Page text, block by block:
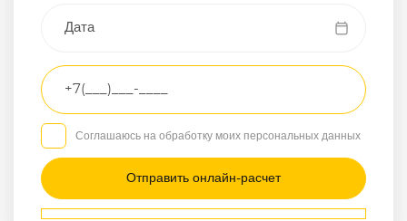
Грузовой
Другое
Транспортное
средство
Седан
/
Маршрут
Березники
Соглашаюсь на обработку моих персональных данных